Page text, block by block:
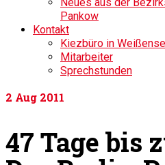
Pankow
Kontakt
Kiezbüro in
Mitarbeiter
Sprechstunden
2 Aug 2011
47 Tage bis